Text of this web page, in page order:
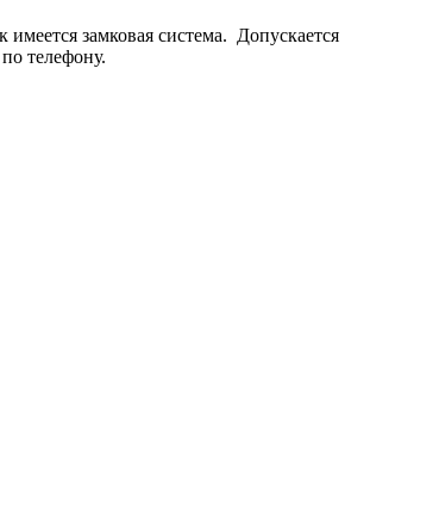
замковая система. Допускается
телефону.